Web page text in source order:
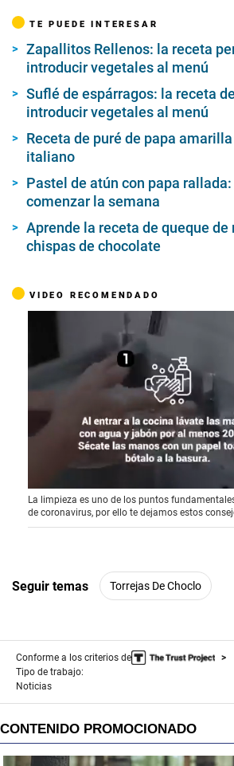
TE PUEDE INTERESAR
Zapallitos Rellenos: la receta
introducir vegetales al menú
Suflé de espárragos: la receta
introducir vegetales al menú
Receta de puré de papa
italiano
Pastel de atún con papa
comenzar la semana
Aprende la receta de queque de
chispas de chocolate
VIDEO RECOMENDADO
0
o
f
u
t
s
e
c
d
s
La limpieza es uno de los puntos
de coronavirus, por ello te dejamos estos
Seguir temas Torrejas De Choclo
Conforme a los criterios de
Tipo de trabajo:
Noticias